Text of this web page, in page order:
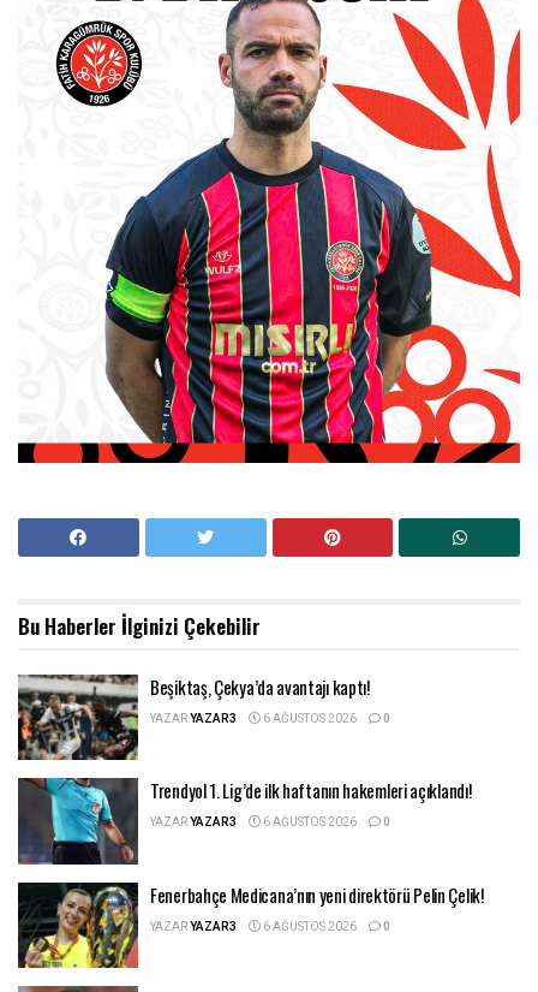
Bu Haberler İlginizi Çekebilir
Beşiktaş, Çekya’da avantajı kaptı!
YAZARYAZAR3 6 AĞUSTOS 2026 0
Trendyol 1. Lig’de ilk haftanın hakemleri açıklandı!
YAZARYAZAR3 6 AĞUSTOS 2026 0
Fenerbahçe Medicana’nın yeni direktörü Pelin Çelik!
YAZARYAZAR3 6 AĞUSTOS 2026 0